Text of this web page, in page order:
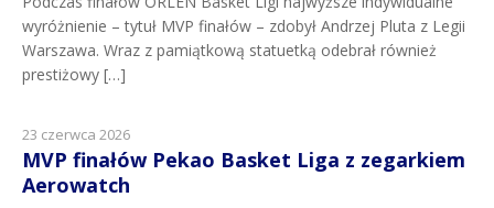
wyróżnienie – tytuł MVP finałów – zdobył Andrzej Pluta z Legii
Warszawa. Wraz z pamiątkową statuetką odebrał również
prestiżowy […]
23 czerwca 2026
MVP finałów Pekao Basket Liga z zegarkiem
Aerowatch